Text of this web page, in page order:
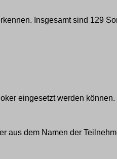
Insgesamt sind 129
eingesetzt werden können.
aus dem Namen der